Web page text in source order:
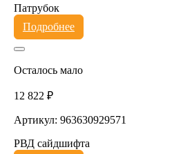
Патрубок
Подробнее
Осталось мало
12 822 ₽
Артикул: 963630929571
РВД сайдшифта